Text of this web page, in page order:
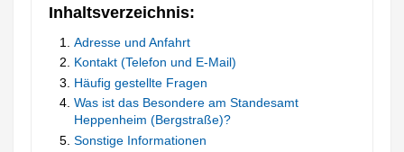
Inhaltsverzeichnis:
Adresse und Anfahrt
Kontakt (Telefon und E-Mail)
Häufig gestellte Fragen
Was ist das Besondere am Standesamt
Heppenheim (Bergstraße)?
Sonstige Informationen